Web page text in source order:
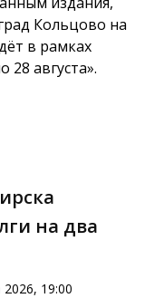
Кольцово на
в рамках
28 августа».
на два
2026, 19:00